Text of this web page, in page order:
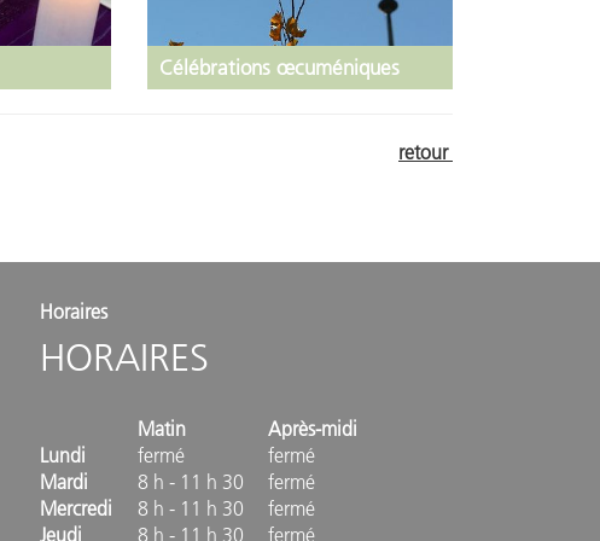
Célébrations œcuméniques
retour
Horaires
HORAIRES
Matin
Après-midi
Lundi
fermé
fermé
Mardi
8 h - 11 h 30
fermé
Mercredi
8 h - 11 h 30
fermé
Jeudi
8 h - 11 h 30 fermé